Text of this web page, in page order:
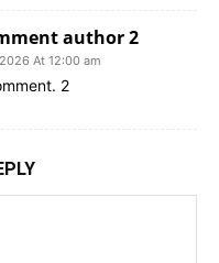
author 2
At 12:00 am
2